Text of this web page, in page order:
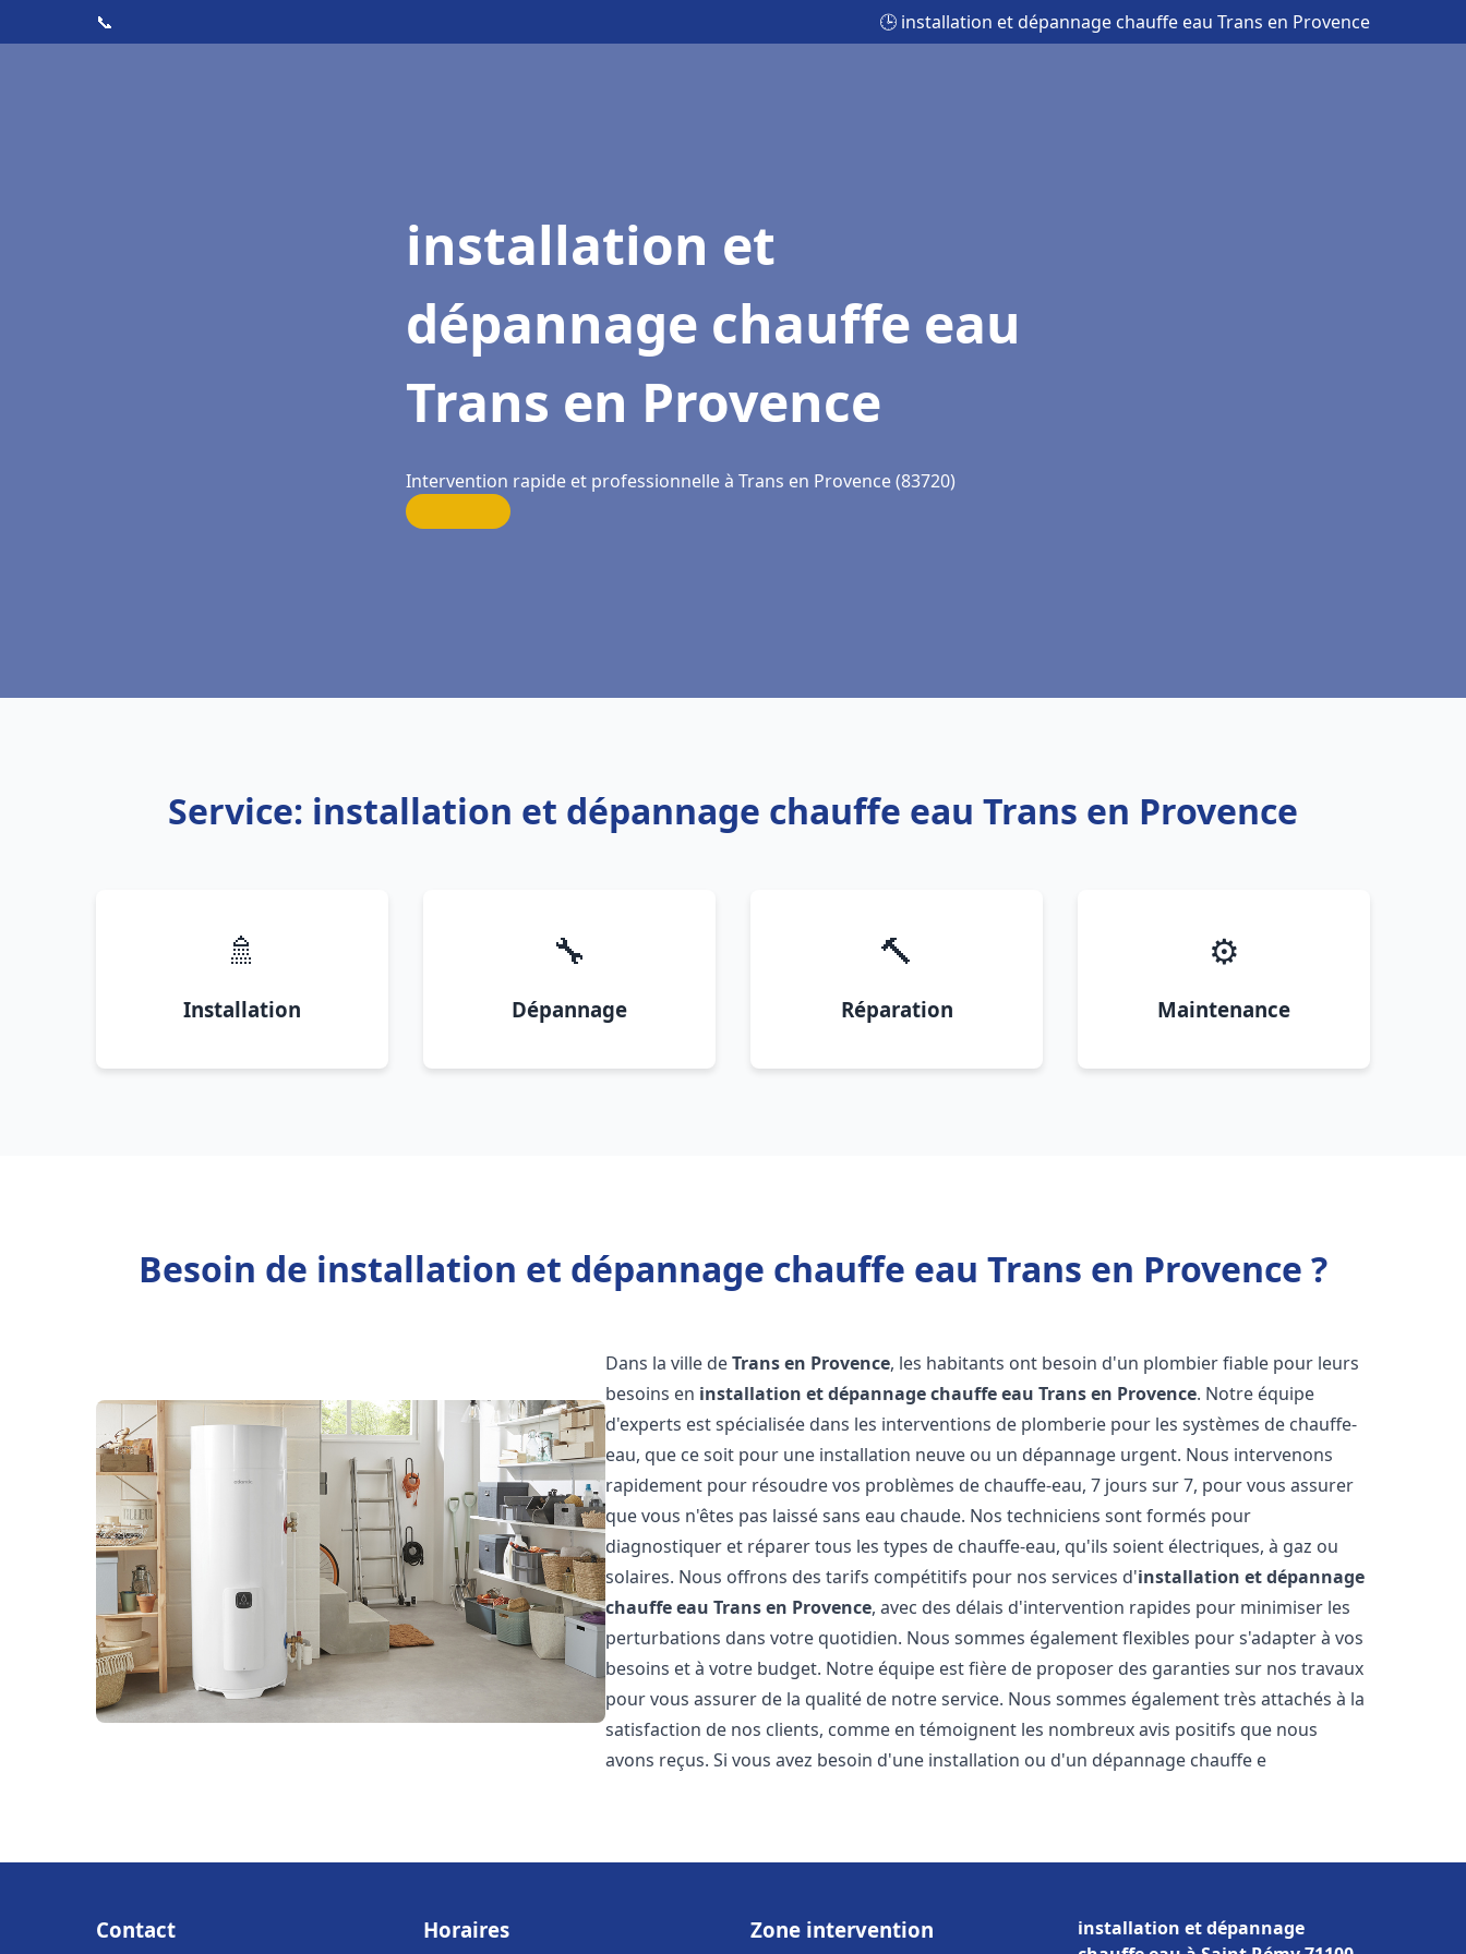
📞 🕒 installation et dépannage chauffe eau Trans en Provence
installation et
dépannage chauffe eau
Trans en Provence
Intervention rapide et professionnelle à Trans en Provence (83720)
Service: installation et dépannage chauffe eau Trans en Provence
🚿
Installation
🔧
Dépannage
🔨
Réparation
⚙️
Maintenance
Besoin de installation et dépannage chauffe eau Trans en Provence ?
Dans la ville deTrans en Provence, les habitants ont besoin d'un plombier fiable pour leurs
besoins en installation et dépannage chauffe eau Trans en Provence. Notre équipe
d'experts est spécialisée dans les interventions de plomberie pour les systèmes de chauffe-
eau, que ce soit pour une installation neuve ou un dépannage urgent. Nous intervenons
rapidement pour résoudre vos problèmes de chauffe-eau, 7 jours sur 7, pour vous assurer
que vous n'êtes pas laissé sans eau chaude. Nos techniciens sont formés pour
diagnostiquer et réparer tous les types de chauffe-eau, qu'ils soient électriques, à gaz ou
solaires. Nous offrons des tarifs compétitifs pour nos services d'installation et dépannage
chauffe eau Trans en Provence, avec des délais d'intervention rapides pour minimiser les
perturbations dans votre quotidien. Nous sommes également flexibles pour s'adapter à vos
besoins et à votre budget. Notre équipe est fière de proposer des garanties sur nos travaux
pour vous assurer de la qualité de notre service. Nous sommes également très attachés à la
satisfaction de nos clients, comme en témoignent les nombreux avis positifs que nous
avons reçus. Si vous avez besoin d'une installation ou d'un dépannage chauffe e
Contact Horaires Zone intervention
installation et dépannage